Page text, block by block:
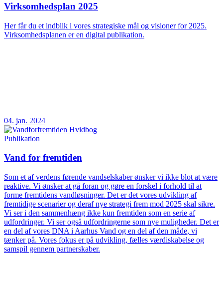
Virksomhedsplan 2025
Her får du et indblik i vores strategiske mål og visioner for 2025.
Virksomhedsplanen er en digital publikation.
04. jan. 2024
Publikation
Vand for fremtiden
Som et af verdens førende vandselskaber ønsker vi ikke blot at være
reaktive. Vi ønsker at gå foran og gøre en forskel i forhold til at
forme fremtidens vandløsninger. Det er det vores udvikling af
fremtidige scenarier og deraf nye strategi frem mod 2025 skal sikre.
Vi ser i den sammenhæng ikke kun fremtiden som en serie af
udfordringer. Vi ser også udfordringerne som nye muligheder. Det er
en del af vores DNA i Aarhus Vand og en del af den måde, vi
tænker på. Vores fokus er på udvikling, fælles værdiskabelse og
samspil gennem partnerskaber.